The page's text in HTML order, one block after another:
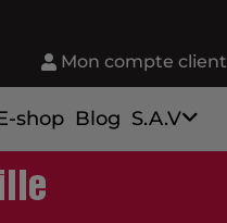
Mon compte client
shop Blog S.A.V